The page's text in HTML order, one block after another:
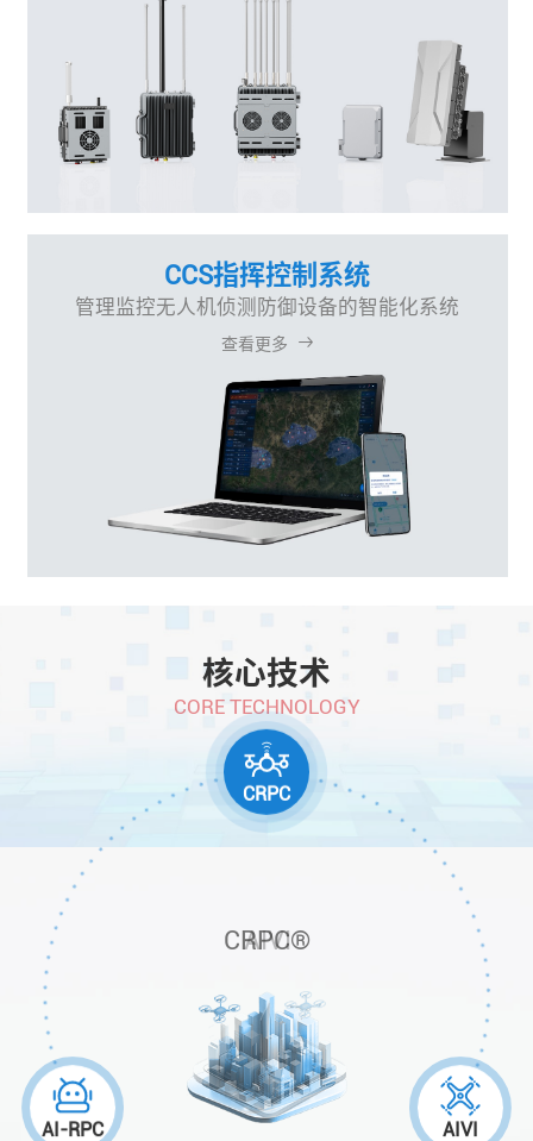
CCS指挥控制系统
管理监控无人机侦测防御设备的智能化系统
查看更多
核心技术
CORE TECHNOLOGY
CRPC®
AIVI
CRPC
AI-RPC AIVI